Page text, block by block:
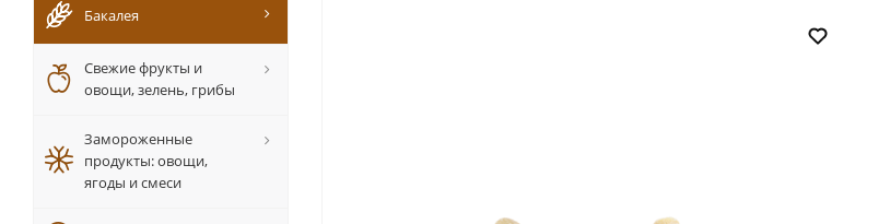
Бакалея
Свежие фрукты и
овощи, зелень, грибы
Замороженные
продукты: овощи,
ягоды и смеси